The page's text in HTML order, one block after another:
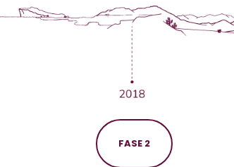
FASE 2